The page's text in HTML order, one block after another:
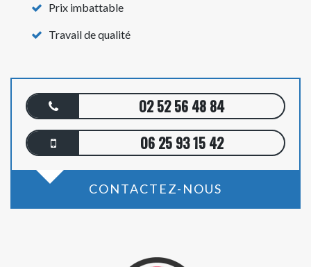
Prix imbattable
Travail de qualité
02 52 56 48 84
06 25 93 15 42
CONTACTEZ-NOUS